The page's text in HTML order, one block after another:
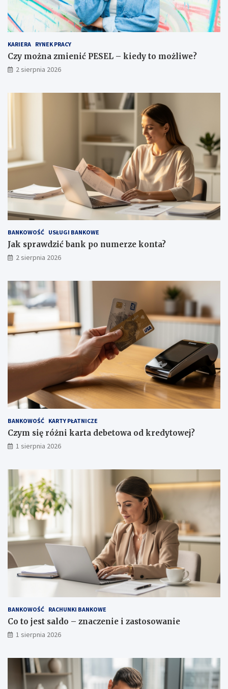
KARIERA RYNEK PRACY
Czy można zmienić PESEL – kiedy to możliwe?
2 sierpnia 2026
BANKOWOŚĆ USŁUGI BANKOWE
Jak sprawdzić bank po numerze konta?
2 sierpnia 2026
BANKOWOŚĆ KARTY PŁATNICZE
Czym się różni karta debetowa od kredytowej?
1 sierpnia 2026
BANKOWOŚĆ RACHUNKI BANKOWE
Co to jest saldo – znaczenie i zastosowanie
1 sierpnia 2026